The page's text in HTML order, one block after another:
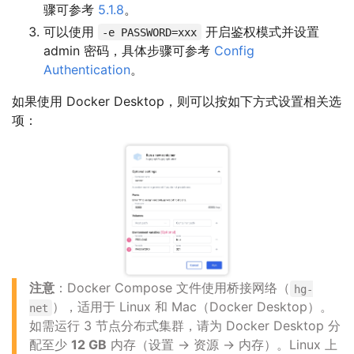
骤可参考 5.1.8。
可以使用
-e PASSWORD=xxx
开启鉴权模式并设置
admin 密码，具体步骤可参考 Config
Authentication。
如果使用 Docker Desktop，则可以按如下方式设置相关选
项：
注意 ：Docker Compose 文件使用桥接网络（ hg-
net ），适用于 Linux 和 Mac（Docker Desktop）。
如需运行 3 节点分布式集群，请为 Docker Desktop 分
配至少 12 GB 内存（设置 → 资源 → 内存）。Linux 上